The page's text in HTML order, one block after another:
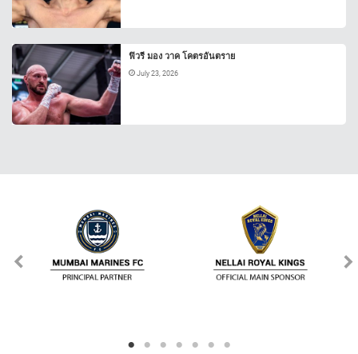
ฟิวรี มอง วาค โคตรอันตราย
July 23, 2026